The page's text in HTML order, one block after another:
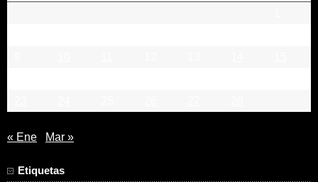
« Ene Mar »
Etiquetas